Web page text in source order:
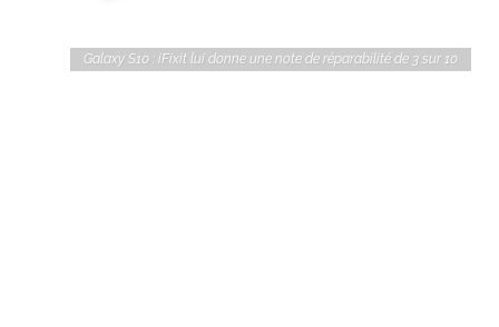
Galaxy S10 : iFixit lui donne une note de réparabilité de 3 sur 10